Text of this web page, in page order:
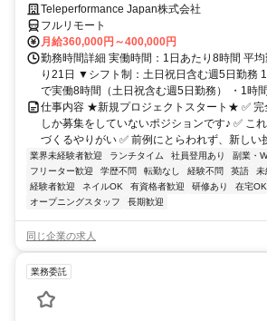
Teleperformance Japan株式会社
フルリモート
月給360,000円～400,000円
勤務時間詳細 実働時間：1日あたり8時間 平
り21日 ▼シフト制：土日祝日含む週5日勤務
で実働8時間（土日祝含む週5日勤務） ・1時
仕事内容 ★新規プロジェクトスタート★ ✅ 完
しか募集をしていないポジションです♪ ✅ こ
づくるやりがい ✅ 前例にとらわれず、新しい
業界未経験者歓迎 ランチタイム 社員登用あり
副業・
フリーター歓迎
学歴不問 転勤なし 経験不問 英語 未
経験者歓迎
ネイルOK 有資格者歓迎 研修あり 在宅OK
オープニングスタッフ
長期歓迎
同じ企業の求人
業務委託